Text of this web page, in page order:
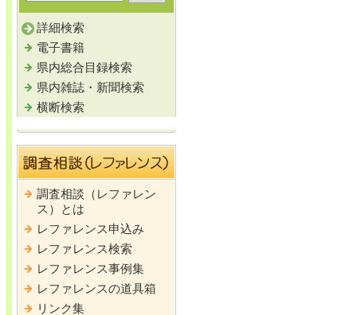
詳細検索
電子書籍
県内総合目録検索
県内雑誌・新聞検索
横断検索
調査相談（レファレン
ス）とは
レファレンス申込み
レファレンス検索
レファレンス事例集
レファレンスの道具箱
リンク集